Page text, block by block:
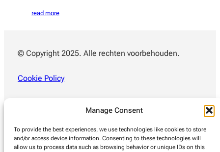
Manage Consent
To provide the best experiences, we use technologies like cookies to store
and/or access device information. Consenting to these technologies will
allow us to process data such as browsing behavior or unique IDs on this
read more
© Copyright 2025. Alle rechten voorbehouden.
Cookie Policy